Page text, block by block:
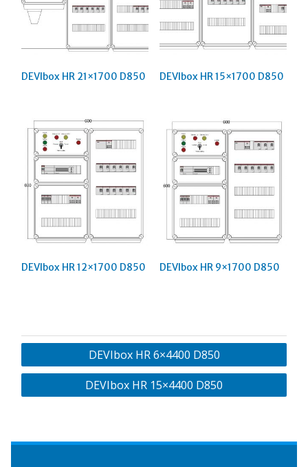
DEVIbox HR 21×1700 D850 DEVIbox HR 15×1700 D850
DEVIbox HR 12×1700 D850 DEVIbox HR 9×1700 D850
Навигация
по
DEVIbox HR 6×4400 D850
DEVIbox HR 15×4400 D850